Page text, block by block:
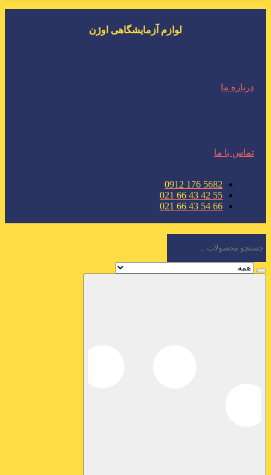
لوازم آزمایشگاهی اوژن
درباره ما
تماس با ما
5682 176 0912
55 42 43 66 021
66 54 43 66 021